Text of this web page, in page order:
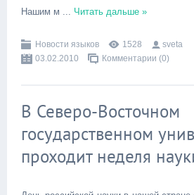
Нашим м ... Читать дальше »
Новости языков 1528
sveta
03.02.2010
Комментарии (0)
В Северо-Восточном
государственном
проходит неделя